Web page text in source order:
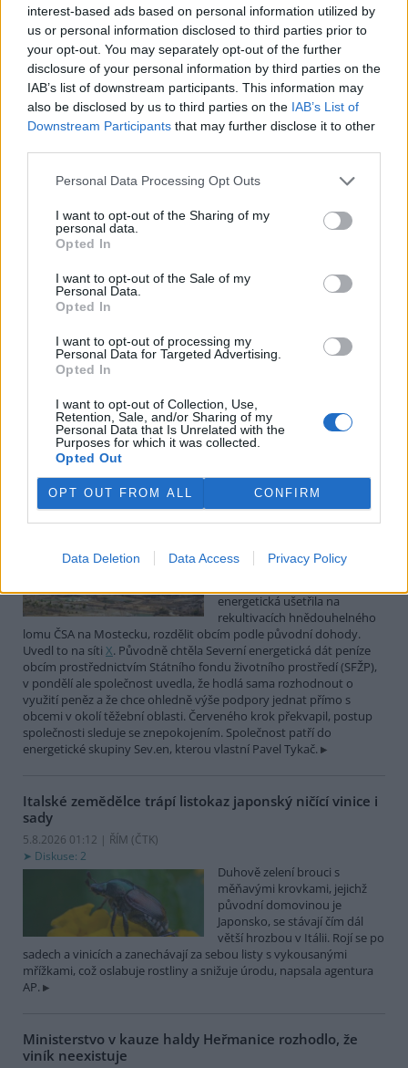
interest-based ads based on personal information utilized by
us or personal information disclosed to third parties prior to
your opt-out. You may separately opt-out of the further
disclosure of your personal information by third parties on the
IAB’s list of downstream participants. This information may
also be disclosed by us to third parties on the IAB’s List of
Downstream Participants that may further disclose it to other
Personal Data Processing Opt Outs
I want to opt-out of the Sharing of my
personal data.
Opted In
I want to opt-out of the Sale of my
Personal Data.
Opted In
I want to opt-out of processing my
Personal Data for Targeted Advertising.
Opted In
I want to opt-out of Collection, Use,
Retention, Sale, and/or Sharing of my
Personal Data that Is Unrelated with the
Purposes for which it was collected.
Opted Out
OPT OUT FROM ALL CONFIRM
Data Deletion Data Access Privacy Policy
5.8.2026 10:34 | BOGOTÁ (ČTK)
Policisté v pěti zemích ležících
v Amazonii pozatýkali stovky
lidí a zabavili dřevo, minerály i
zvířata v hodnotě přes 280
milionů dolarů (kolem 5,9
miliard korun) při jednom z největších koordinovaných zásahů
proti environmentální kriminalitě v největším deštném pralese
Zelený štít 2026 zapojily Bolívie, Brazílie, Kolumbie, Ekvádor a Peru.
Potok Bylanka v Pardubicích vyschl. Městský obvod
chce, aby Povodí Labe vyčistilo koryto
Diskuse: 1
Potok Bylanka v Pardubicích v
vyschl. Městský obvod VI chce
využít období bez vody k
vyčištění koryta, a obrátil se proto se žádostí na správce toku,
Povodí Labe. Organizace ale požadavek odmítla s tím, že údržbu
dělala už v červnu a další zásah v tuto chvíli neplánuje, zjistila ČTK.
Červený chce peníze ušetřené za rekultivaci rozdělit
obcím podle původní dohody
5.8.2026 01:29 (ČTK)
Ministr životního prostředí
Igor Červený (Motoristé) chce
energetická ušetřila na
rekultivacích hnědouhelného
lomu ČSA na Mostecku, rozdělit obcím podle původní dohody.
Uvedl to na síti X. Původně chtěla Severní energetická dát peníze
obcím prostřednictvím Státního fondu životního prostředí (SFŽP),
v pondělí ale společnost uvedla, že hodlá sama rozhodnout o
využití peněz a že chce ohledně výše podpory jednat přímo s
obcemi v okolí těžební oblasti. Červeného krok překvapil, postup
společnosti sleduje se znepokojením. Společnost patří do
energetické skupiny Sev.en, kterou vlastní Pavel Tykač.
Italské zemědělce trápí listokaz japonský ničící vinice i
sady
5.8.2026 01:12 | ŘÍM (ČTK)
Diskuse: 2
Duhově zelení brouci s
měňavými krovkami, jejichž
původní domovinou je
Japonsko, se stávají čím dál
větší hrozbou v Itálii. Rojí se po
sadech a vinicích a zanechávají za sebou listy s vykousanými
mřížkami, což oslabuje rostliny a snižuje úrodu, napsala agentura
AP.
Ministerstvo v kauze haldy Heřmanice rozhodlo, že
viník neexistuje